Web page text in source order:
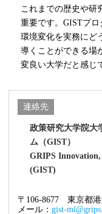
これまでの歴史や研
重要です。 GISTプロ
環境変化を実務にど
導くことができる場
変良い大学だと感じ
連絡先
政策研究大学院大
ム（GIST）
GRIPS Innovation,
(GIST)
〒106-8677 東京都港
メール： gist-